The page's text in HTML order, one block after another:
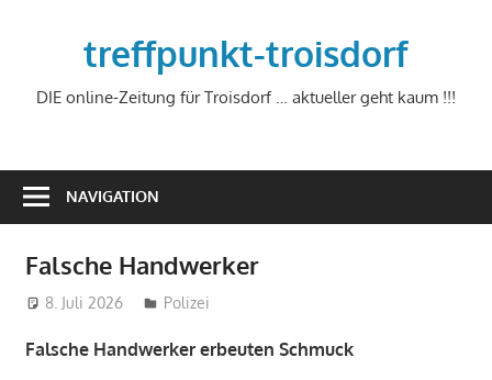
treffpunkt-troisdorf
DIE online-Zeitung für Troisdorf … aktueller geht kaum !!!
NAVIGATION
Falsche Handwerker
8. Juli 2026 treffpunkt
Polizei
Falsche Handwerker erbeuten Schmuck